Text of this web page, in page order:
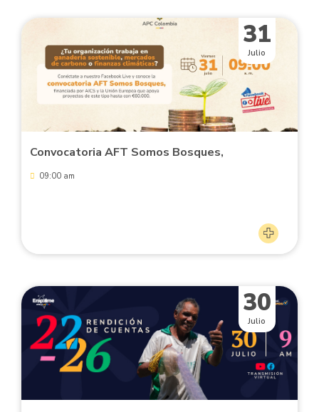
31
Julio
Convocatoria AFT Somos Bosques,
09:00 am
30
Julio